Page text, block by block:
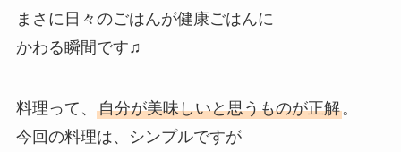
まさに日々のごはんが健康ごはんに
かわる瞬間です♫
料理って、 自分が美味しいと思うものが正解。
今回の料理は、シンプルですが